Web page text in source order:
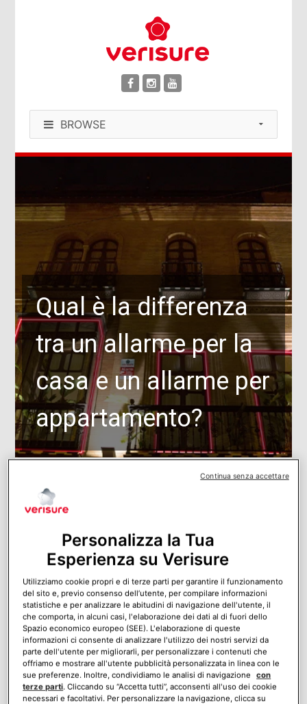
BROWSE
Qual è la differenza
tra un allarme per la
casa e un allarme per
appartamento?
Kit telecamere di videosorveglianza: le
funzionalità irrinunciabili
Un kit telecamere è una soluzione ottimale per
controllare la propria casa e la propria attività. Vediamo
quali sono le funzionalità più importanti da tenere in
considerazione nella scelta.
Personalizza la Tua
Esperienza su Verisure
Utilizziamo cookie propri e di terze parti per garantire il funzionamento
del sito e, previo consenso dell’utente, per compilare informazioni
statistiche e per analizzare le abitudini di navigazione dell'utente, il
che comporta, in alcuni casi, l'elaborazione dei dati al di fuori dello
Spazio economico europeo (SEE). L'elaborazione di queste
informazioni ci consente di analizzare l'utilizzo dei nostri servizi da
parte dell'utente per migliorarli, per personalizzare i contenuti che
offriamo e mostrare all'utente pubblicità personalizzata in linea con le
sue preferenze. Inoltre, condividiamo le analisi di navigazione
con
terze parti. Cliccando su “Accetta tutti”, acconsenti all'uso dei cookie
necessari e facoltativi. Per personalizzare la navigazione, clicca su
Continua senza accettare